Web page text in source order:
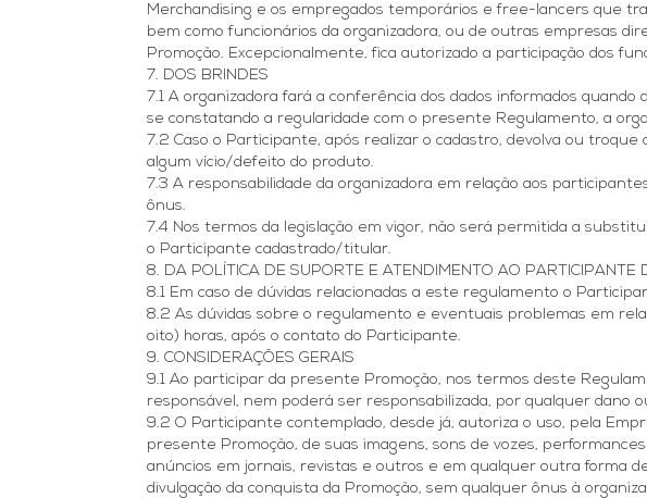
Merchandising e os empregados temporários e free-lancers que
bem como funcionários da organizadora, ou de outras empresas
Promoção. Excepcionalmente, fica autorizado a participação dos
7. DOS BRINDES
7.1 A organizadora fará a conferência dos dados informados
se constatando a regularidade com o presente Regulamento, a
7.2 Caso o Participante, após realizar o cadastro, devolva ou
algum vício/defeito do produto.
7.3 A responsabilidade da organizadora em relação aos
ônus.
7.4 Nos termos da legislação em vigor, não será permitida a
o Participante cadastrado/titular.
8. DA POLÍTICA DE SUPORTE E ATENDIMENTO AO PARTICIPANTE
8.1 Em caso de dúvidas relacionadas a este regulamento o
8.2 As dúvidas sobre o regulamento e eventuais problemas em
oito) horas, após o contato do Participante.
9. CONSIDERAÇÕES GERAIS
9.1 Ao participar da presente Promoção, nos termos deste
responsável, nem poderá ser responsabilizada, por qualquer
9.2 O Participante contemplado, desde já, autoriza o uso, pela
presente Promoção, de suas imagens, sons de vozes,
anúncios em jornais, revistas e outros e em qualquer outra forma
divulgação da conquista da Promoção, sem qualquer ônus à